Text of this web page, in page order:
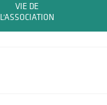
VIE DE
L’ASSOCIATION